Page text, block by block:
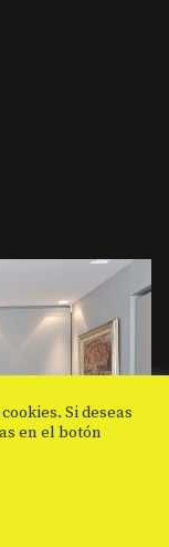
Si deseas
en el botón